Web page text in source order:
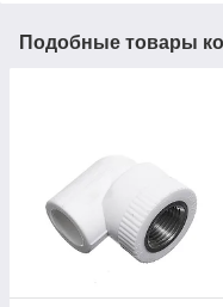
Подобные товары